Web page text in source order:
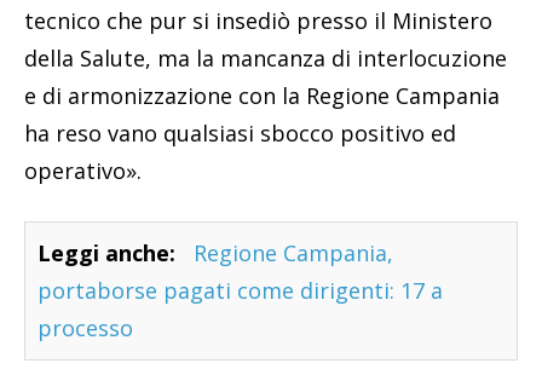
tecnico che pur si insediò presso il Ministero
della Salute, ma la mancanza di interlocuzione
e di armonizzazione con la Regione Campania
ha reso vano qualsiasi sbocco positivo ed
operativo».
Leggi anche:
Regione Campania,
portaborse pagati come dirigenti: 17 a
processo